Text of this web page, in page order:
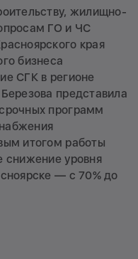
жилищно-
ГО и ЧС
края
бизнеса
СГК в регионе
представила
программ
итогом работы
снижение уровня
— с 70% до